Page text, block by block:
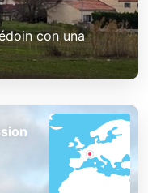
con una